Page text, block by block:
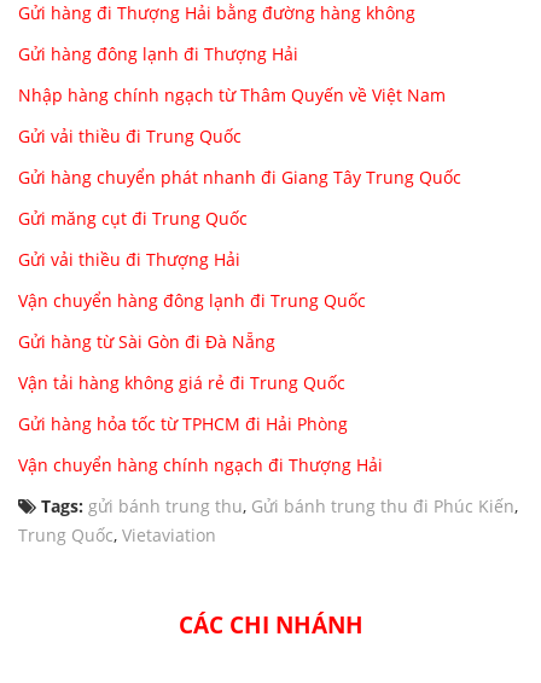
Gửi hàng đi Thượng Hải bằng đường hàng không
Gửi hàng đông lạnh đi Thượng Hải
Nhập hàng chính ngạch từ Thâm Quyến về Việt Nam
Gửi vải thiều đi Trung Quốc
Gửi hàng chuyển phát nhanh đi Giang Tây Trung Quốc
Gửi măng cụt đi Trung Quốc
Gửi vải thiều đi Thượng Hải
Vận chuyển hàng đông lạnh đi Trung Quốc
Gửi hàng từ Sài Gòn đi Đà Nẵng
Vận tải hàng không giá rẻ đi Trung Quốc
Gửi hàng hỏa tốc từ TPHCM đi Hải Phòng
Vận chuyển hàng chính ngạch đi Thượng Hải
Tags: gửi bánh trung thu, Gửi bánh trung thu đi Phúc Kiến,
Trung Quốc, Vietaviation
CÁC CHI NHÁNH